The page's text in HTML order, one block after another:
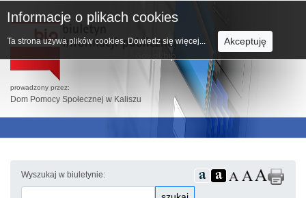
prowadzony przez:
Dom Pomocy Społecznej w Kaliszu
Wyszukaj w biuletynie:
Informacje o plikach cookies
Ta strona używa plików cookies. Dowiedz się więcej... Akceptuję